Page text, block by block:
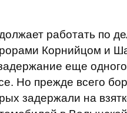
работать по
Корнийцом и
еще
Но прежде всего
задержали на